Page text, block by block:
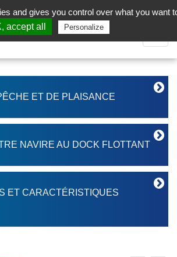
Chat) is disabled.
la
ET DE PLAISANCE
NAVIRE AU DOCK FLOTTANT
ET CARACTÉRISTIQUES
and gives you control over what you want
accept all Personalize